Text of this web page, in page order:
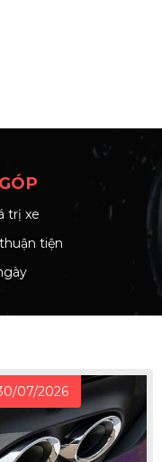
trị xe
tiện
07/2026